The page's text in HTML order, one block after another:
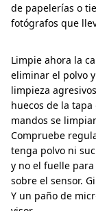
de papelerías o
fotógrafos que
Limpie ahora la
eliminar el polvo
limpieza
huecos de la
mandos se
Compruebe
tenga polvo ni
y no el fuelle
sobre el sensor.
Y un paño de